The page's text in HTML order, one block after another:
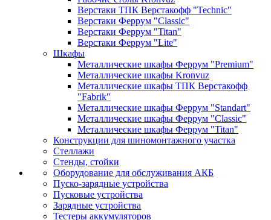
Верстаки ТПК Верстакофф "Technic"
Верстаки Феррум "Classic"
Верстаки Феррум "Titan"
Верстаки Феррум "Lite"
Шкафы
Металлические шкафы Феррум "Premium"
Металлические шкафы Kronvuz
Металлические шкафы ТПК Верстакофф
"Fabrik"
Металлические шкафы Феррум "Standart"
Металлические шкафы Феррум "Classic"
Металлические шкафы Феррум "Titan"
Конструкции для шиномонтажного участка
Стеллажи
Стенды, стойки
Оборудование для обслуживания АКБ
Пуско-зарядные устройства
Пусковые устройства
Зарядные устройства
Тестеры аккумуляторов